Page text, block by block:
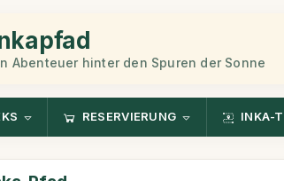
Abenteuer hinter den Spuren der Sonne
RESERVIERUNG INKA-